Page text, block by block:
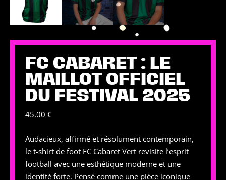
FC CABARET : LE
MAILLOT OFFICIEL
DU FESTIVAL 2025
45,00 €
Audacieux, affirmé et résolument contemporain,
le t-shirt de foot FC Cabaret Vert revisite l’esprit
football avec une esthétique moderne et une
identité forte. Pensé comme une pièce iconique